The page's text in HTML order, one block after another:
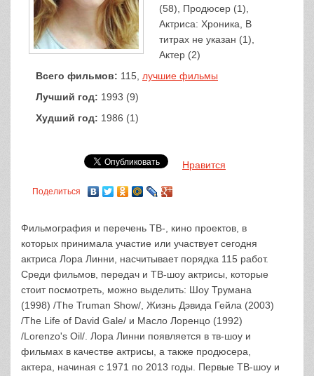
(58), Продюсер (1),
Актриса: Хроника, В
титрах не указан (1),
Актер (2)
Всего фильмов: 115, лучшие фильмы
Лучший год: 1993 (9)
Худший год: 1986 (1)
Нравится
Поделиться
Фильмография и перечень ТВ-, кино проектов, в
которых принимала участие или участвует сегодня
актриса Лора Линни, насчитывает порядка 115 работ.
Среди фильмов, передач и ТВ-шоу актрисы, которые
стоит посмотреть, можно выделить: Шоу Трумана
(1998) /The Truman Show/, Жизнь Дэвида Гейла (2003)
/The Life of David Gale/ и Масло Лоренцо (1992)
/Lorenzo's Oil/. Лора Линни появляется в тв-шоу и
фильмах в качестве актрисы, а также продюсера,
актера, начиная с 1971 по 2013 годы. Первые ТВ-шоу и